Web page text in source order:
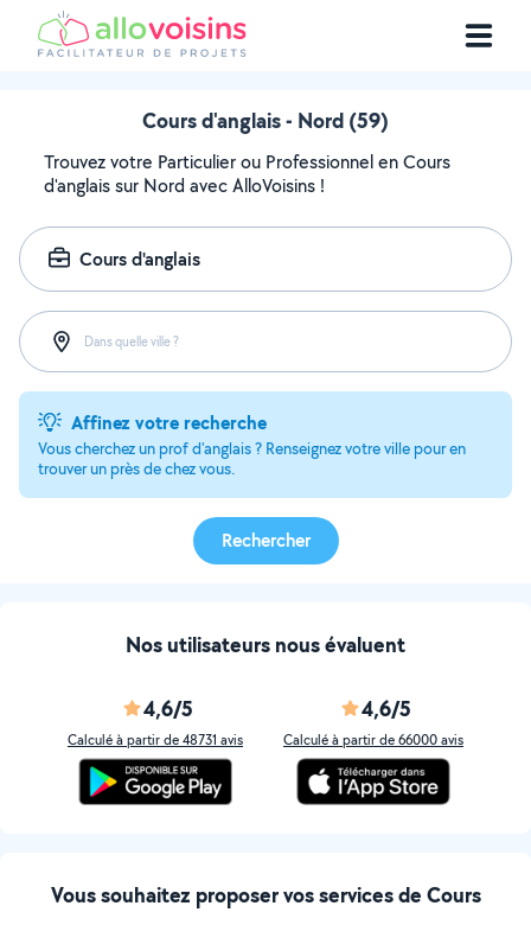
Cours d'anglais - Nord (59)
Trouvez votre Particulier ou Professionnel en Cours
d'anglais sur Nord avec AlloVoisins !
Cours d'anglais
Dans quelle ville ?
Affinez votre recherche
Vous cherchez un prof d'anglais ? Renseignez votre ville pour en
trouver un près de chez vous.
Rechercher
Nos utilisateurs nous évaluent
4,6/5
Calculé à partir de 48731 avis
4,6/5
Calculé à partir de 66000 avis
Vous souhaitez proposer vos services de Cours